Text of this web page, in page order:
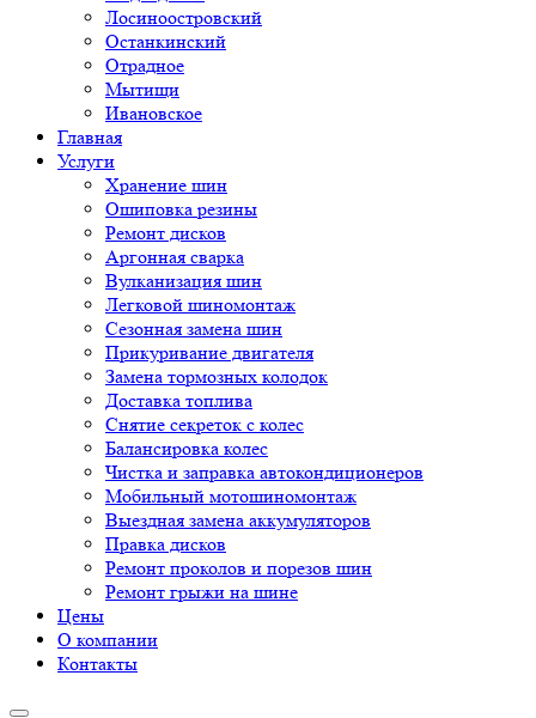
Лосиноостровский
Останкинский
Отрадное
Мытищи
Ивановское
Главная
Услуги
Хранение шин
Ошиповка резины
Ремонт дисков
Аргонная сварка
Вулканизация шин
Легковой шиномонтаж
Сезонная замена шин
Прикуривание двигателя
Замена тормозных колодок
Доставка топлива
Снятие секреток с колес
Балансировка колес
Чистка и заправка автокондиционеров
Мобильный мотошиномонтаж
Выездная замена аккумуляторов
Правка дисков
Ремонт проколов и порезов шин
Ремонт грыжи на шине
Цены
О компании
Контакты